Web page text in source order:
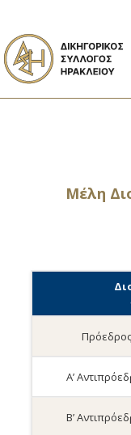
Μέλη
Πρόεδρος
Α’
Β’